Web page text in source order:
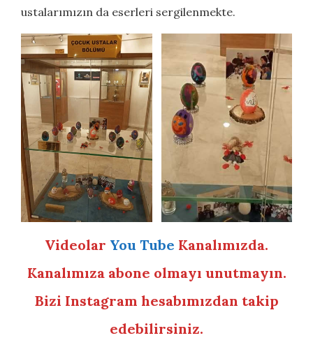
ustalarımızın da eserleri sergilenmekte.
Videolar You Tube Kanalımızda.
Kanalımıza abone olmayı unutmayın.
Bizi Instagram hesabımızdan takip
edebilirsiniz.